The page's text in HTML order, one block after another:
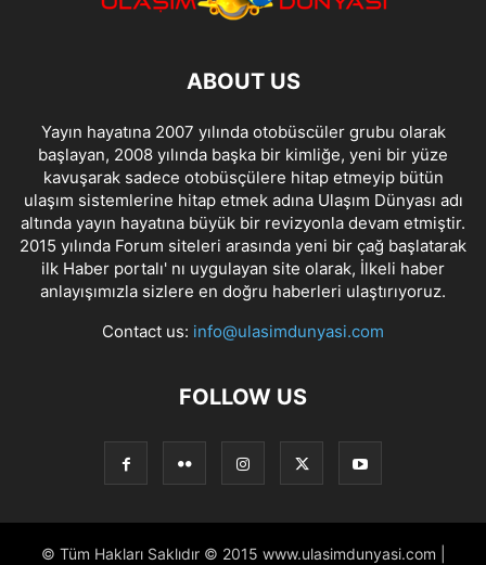
ABOUT US
Yayın hayatına 2007 yılında otobüscüler grubu olarak
başlayan, 2008 yılında başka bir kimliğe, yeni bir yüze
kavuşarak sadece otobüsçülere hitap etmeyip bütün
ulaşım sistemlerine hitap etmek adına Ulaşım Dünyası adı
altında yayın hayatına büyük bir revizyonla devam etmiştir.
2015 yılında Forum siteleri arasında yeni bir çağ başlatarak
ilk Haber portalı' nı uygulayan site olarak, İlkeli haber
anlayışımızla sizlere en doğru haberleri ulaştırıyoruz.
Contact us: info@ulasimdunyasi.com
FOLLOW US
© Tüm Hakları Saklıdır © 2015 www.ulasimdunyasi.com |